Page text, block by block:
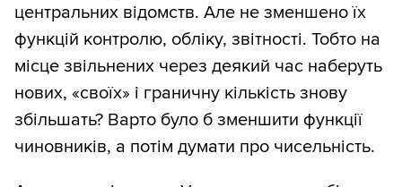
центральних відомств. Але не зменшено їх
функцій контролю, обліку, звітності. Тобто на
місце звільнених через деякий час наберуть
нових, «своїх» і граничну кількість знову
збільшать? Варто було б зменшити функції
чиновників, а потім думати про чисельність.